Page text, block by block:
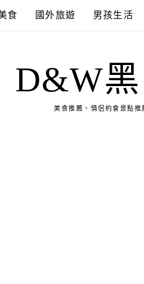
食 國外旅遊 男孩生活
D&W
美食推薦、情侶約會景點推